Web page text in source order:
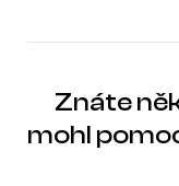
Znáte
mohl